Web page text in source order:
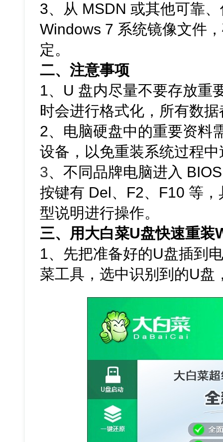
3、从 MSDN 或其他可靠
Windows 7 系统镜像文件
定。
二、注意事项
1、U 盘内尽量不要存放重
时会进行格式化，所有数
2、电脑硬盘中的重要资料
设备，以免重装系统过程
3、不同品牌电脑进入
按键有 Del、F2、F10 等
型说明进行操作。
三、用大白菜U盘快速重装
1、先把准备好的U盘插到
菜工具，选中识别到的U盘